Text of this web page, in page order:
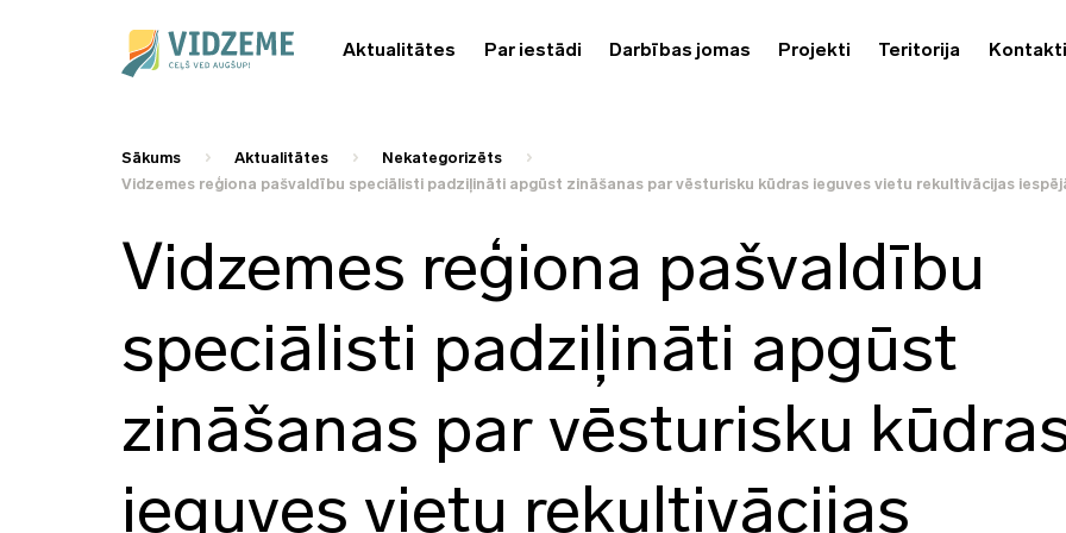
Aktualitātes Par iestādi Darbības jomas Projekti Teritorija Kontakti
Sākums Aktualitātes
Nekategorizēts
Vidzemes reģiona pašvaldību speciālisti padziļināti apgūst zināšanas par vēsturisku kūdras ieguves vietu rekultivācijas
Vidzemes reģiona pašvaldību
speciālisti padziļināti apgūst
zināšanas par vēsturisku
ieguves vietu rekultivācijas